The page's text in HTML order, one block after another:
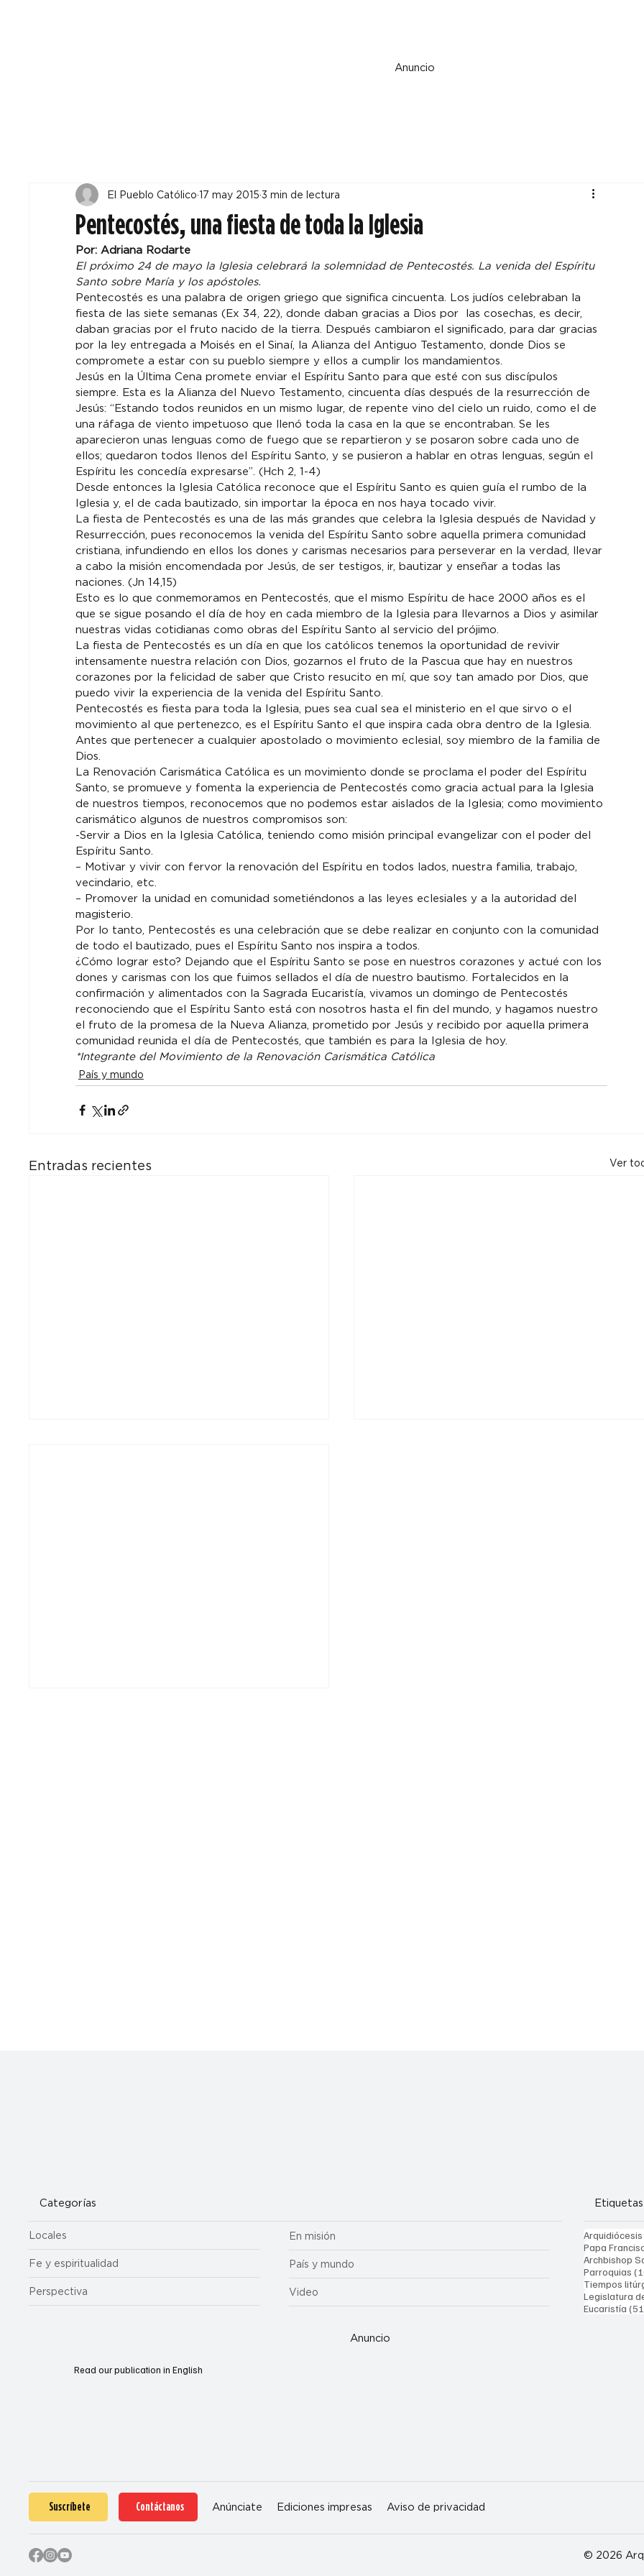
Anuncio
Pentecostés, una fiesta de toda la Iglesia
El Pueblo Católico 17 may 2015 3 min de lectura
Por: Adriana Rodarte
El próximo 24 de mayo la Iglesia celebrará la solemnidad de Pentecostés. La venida del Espíritu
Santo sobre María y los apóstoles.
Pentecostés es una palabra de origen griego que significa cincuenta. Los judíos celebraban la
fiesta de las siete semanas (Ex 34, 22), donde daban gracias a Dios por  las cosechas, es decir,
daban gracias por el fruto nacido de la tierra. Después cambiaron el significado, para dar gracias
por la ley entregada a Moisés en el Sinaí, la Alianza del Antiguo Testamento, donde Dios se
compromete a estar con su pueblo siempre y ellos a cumplir los mandamientos.
Jesús en la Última Cena promete enviar el Espíritu Santo para que esté con sus discípulos
siempre. Esta es la Alianza del Nuevo Testamento, cincuenta días después de la resurrección de
Jesús: “Estando todos reunidos en un mismo lugar, de repente vino del cielo un ruido, como el de
una ráfaga de viento impetuoso que llenó toda la casa en la que se encontraban. Se les
aparecieron unas lenguas como de fuego que se repartieron y se posaron sobre cada uno de
ellos; quedaron todos llenos del Espíritu Santo, y se pusieron a hablar en otras lenguas, según el
Espíritu les concedía expresarse”. (Hch 2, 1-4)
Desde entonces la Iglesia Católica reconoce que el Espíritu Santo es quien guía el rumbo de la
Iglesia y, el de cada bautizado, sin importar la época en nos haya tocado vivir.
La fiesta de Pentecostés es una de las más grandes que celebra la Iglesia después de Navidad y
Resurrección, pues reconocemos la venida del Espíritu Santo sobre aquella primera comunidad
cristiana, infundiendo en ellos los dones y carismas necesarios para perseverar en la verdad, llevar
a cabo la misión encomendada por Jesús, de ser testigos, ir, bautizar y enseñar a todas las
naciones. (Jn 14,15)
Esto es lo que conmemoramos en Pentecostés, que el mismo Espíritu de hace 2000 años es el
que se sigue posando el día de hoy en cada miembro de la Iglesia para llevarnos a Dios y asimilar
nuestras vidas cotidianas como obras del Espíritu Santo al servicio del prójimo.
La fiesta de Pentecostés es un día en que los católicos tenemos la oportunidad de revivir
intensamente nuestra relación con Dios, gozarnos el fruto de la Pascua que hay en nuestros
corazones por la felicidad de saber que Cristo resucito en mí, que soy tan amado por Dios, que
puedo vivir la experiencia de la venida del Espíritu Santo.
Pentecostés es fiesta para toda la Iglesia, pues sea cual sea el ministerio en el que sirvo o el
movimiento al que pertenezco, es el Espíritu Santo el que inspira cada obra dentro de la Iglesia.
Antes que pertenecer a cualquier apostolado o movimiento eclesial, soy miembro de la familia de
Dios.
La Renovación Carismática Católica es un movimiento donde se proclama el poder del Espíritu
Santo, se promueve y fomenta la experiencia de Pentecostés como gracia actual para la Iglesia
de nuestros tiempos, reconocemos que no podemos estar aislados de la Iglesia; como movimiento
carismático algunos de nuestros compromisos son:
-Servir a Dios en la Iglesia Católica, teniendo como misión principal evangelizar con el poder del
Espíritu Santo.
– Motivar y vivir con fervor la renovación del Espíritu en todos lados, nuestra familia, trabajo,
vecindario, etc.
– Promover la unidad en comunidad sometiéndonos a las leyes eclesiales y a la autoridad del
magisterio.
Por lo tanto, Pentecostés es una celebración que se debe realizar en conjunto con la comunidad
de todo el bautizado, pues el Espíritu Santo nos inspira a todos.
¿Cómo lograr esto? Dejando que el Espíritu Santo se pose en nuestros corazones y actué con los
dones y carismas con los que fuimos sellados el día de nuestro bautismo. Fortalecidos en la
confirmación y alimentados con la Sagrada Eucaristía, vivamos un domingo de Pentecostés
reconociendo que el Espíritu Santo está con nosotros hasta el fin del mundo, y hagamos nuestro
el fruto de la promesa de la Nueva Alianza, prometido por Jesús y recibido por aquella primera
comunidad reunida el día de Pentecostés, que también es para la Iglesia de hoy.
*Integrante del Movimiento de la Renovación Carismática Católica
País y mundo
Entradas recientes Ver
Categorías
Locales
Fe y espiritualidad
Perspectiva
En misión
País y mundo
Video
Papa
Archbishop
Parroquias
Tiempos
Legislatura
Eucaristía
Read our publication in English
Anuncio
Suscríbete Contáctanos Anúnciate Ediciones impresas Aviso de privacidad
© 2026